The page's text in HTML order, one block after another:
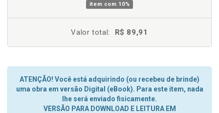
item com 10%
Valor total: R$ 89,91
ATENÇÃO! Você está adquirindo (ou recebeu de brinde)
uma obra em versão Digital (eBook). Para este item, nada
lhe será enviado fisicamente.
VERSÃO PARA DOWNLOAD E LEITURA EM